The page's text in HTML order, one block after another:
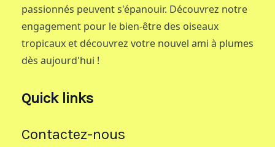
passionnés peuvent s'épanouir. Découvrez notre
engagement pour le bien-être des oiseaux
tropicaux et découvrez votre nouvel ami à plumes
dès aujourd'hui !
Quick links
Contactez-nous